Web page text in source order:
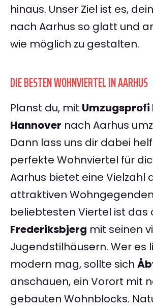
hinaus. Unser Ziel ist es,
nach Aarhus so glatt und
wie möglich zu gestalten.
DIE BESTEN WOHNVIERTEL IN AARHUS
Planst du, mit Umzugsprofi
Hannover nach Aarhus
Dann lass uns dir dabei
perfekte Wohnviertel für
Aarhus bietet eine Vielzahl
attraktiven
beliebtesten Viertel ist
Frederiksbjerg mit seinen
Jugendstilhäusern. Wer es
modern mag, sollte sich
anschauen, ein Vorort mit
gebauten Wohnblocks.